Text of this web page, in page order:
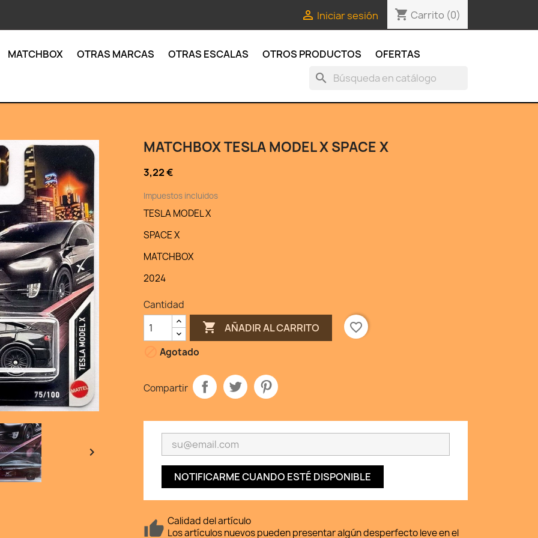
 Iniciar sesión shopping_cart Carrito (0)
MATCHBOX OTRAS MARCAS OTRAS ESCALAS OTROS PRODUCTOS OFERTAS
search

MATCHBOX TESLA MODEL X SPACE X
3,22 €
Impuestos incluidos
TESLA MODEL X
SPACE X
MATCHBOX
2024
Cantidad
 AÑADIR AL CARRITO
favorite_border
Agotado
Compartir
NOTIFICARME CUANDO ESTÉ DISPONIBLE
Calidad del artículo
Los artículos nuevos pueden presentar algún desperfecto leve en el